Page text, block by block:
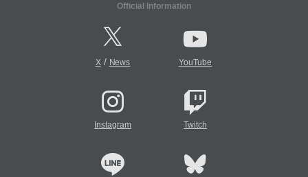
Official Information
X/ News YouTube
Instagram Twitch